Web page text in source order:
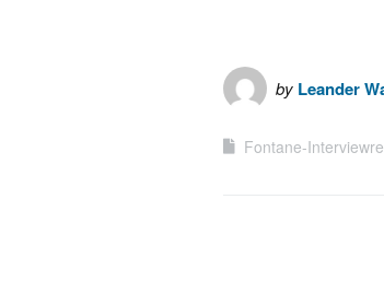
by Leander
Fontane-